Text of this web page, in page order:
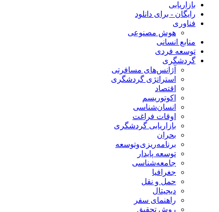
بازاریابی
رایگان - برای دانلود
فناوری
هوش مصنوعی
منابع انسانی
توسعه فردی
گردشگری
آژانس‌های مسافرتی
استراتژی گردشگری
اقتصاد
اکوتوریسم
انسان‌شناسی
اوقات فراغت
بازاریابی گردشگری
بحران
برنامه‌ریزی‌وتوسعه
توسعه پایدار
جامعه‌شناسی
جغرافیا
حمل و نقل
دیجیتال
راهنمای سفر
روش تحقیق